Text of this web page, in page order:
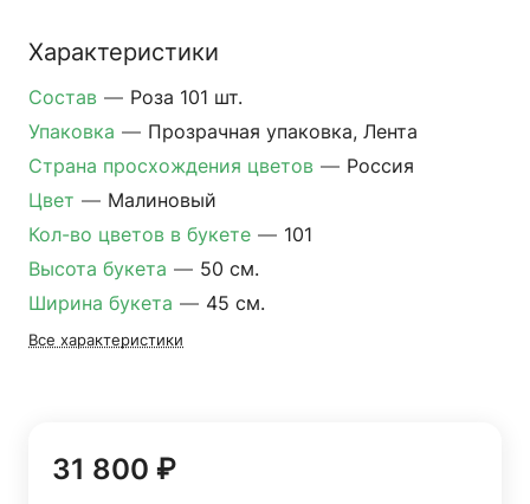
Характеристики
Состав — Роза 101 шт.
Упаковка — Прозрачная упаковка, Лента
Страна просхождения цветов — Россия
Цвет — Малиновый
Кол-во цветов в букете — 101
Высота букета — 50 см.
Ширина букета — 45 см.
Все характеристики
31 800 ₽